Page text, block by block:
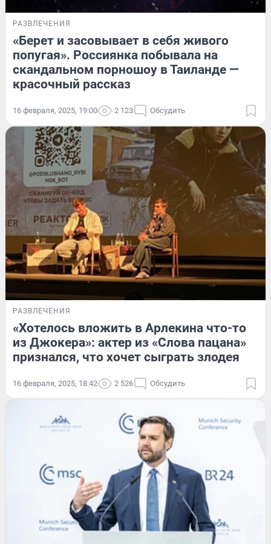
РАЗВЛЕЧЕНИЯ
«Берет и засовывает в себя живого
попугая». Россиянка побывала на
скандальном порношоу в Таиланде —
красочный рассказ
16 февраля, 2025, 19:00 2 123 Обсудить
РАЗВЛЕЧЕНИЯ
«Хотелось вложить в Арлекина что-то
из Джокера»: актер из «Слова пацана»
признался, что хочет сыграть злодея
16 февраля, 2025, 18:42 2 526 Обсудить